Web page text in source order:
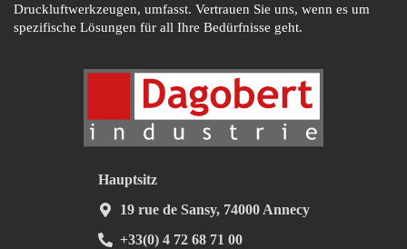
Druckluftwerkzeugen, umfasst. Vertrauen Sie uns, wenn es um
spezifische Lösungen für all Ihre Bedürfnisse geht.
Hauptsitz
19 rue de Sansy, 74000 Annecy
+33(0) 4 72 68 71 00